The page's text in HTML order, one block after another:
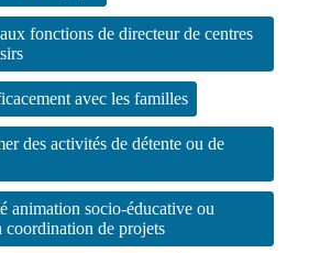
fonctions de directeur de centres
avec les familles
des activités de détente ou de
animation socio-éducative ou
de projets